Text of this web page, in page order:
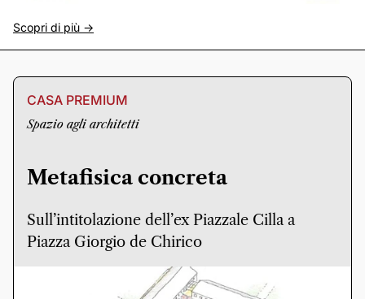
Scopri di più ->
CASA PREMIUM
Spazio agli architetti
Metafisica concreta
Sull’intitolazione dell’ex Piazzale Cilla a
Piazza Giorgio de Chirico